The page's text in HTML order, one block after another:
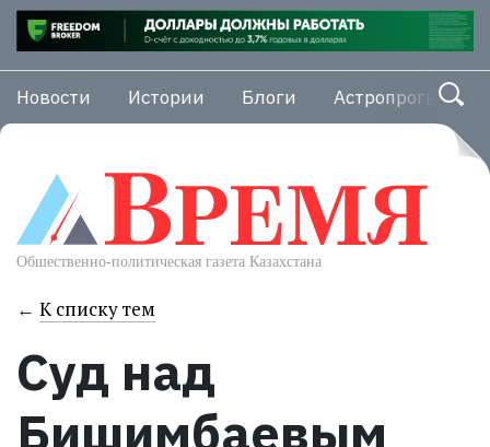
Новости Истории Блоги Астропрогноз
← К списку тем
Суд над
Бишимбаевым